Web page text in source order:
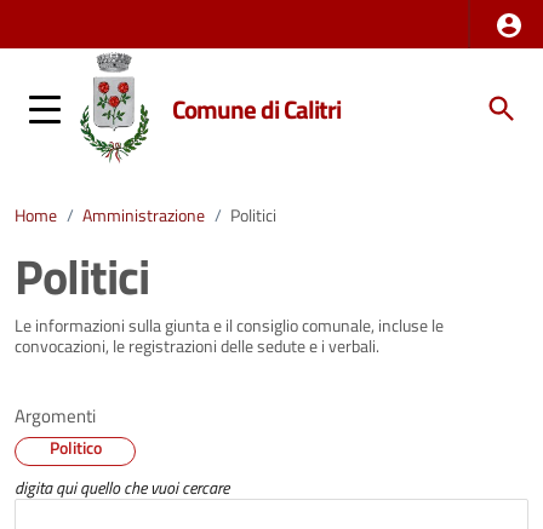
Comune di Calitri
Home / Amministrazione / Politici
Politici
Le informazioni sulla giunta e il consiglio comunale, incluse le
convocazioni, le registrazioni delle sedute e i verbali.
Argomenti
Politico
digita qui quello che vuoi cercare